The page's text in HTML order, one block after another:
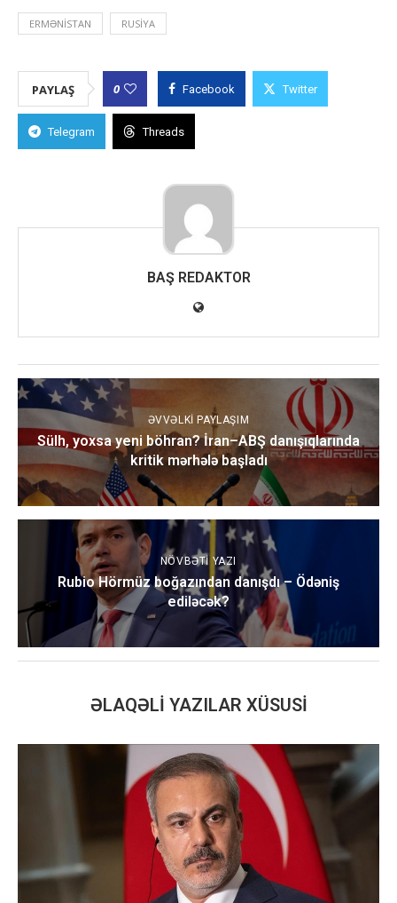
ERMƏNISTAN RUSIYA
PAYLAŞ 0 Facebook Twitter
Telegram Threads
BAŞ REDAKTOR
ƏVVƏLKI PAYLAŞIM
Sülh, yoxsa yeni böhran? İran–ABŞ danışıqlarında
kritik mərhələ başladı
NÖVBƏTI YAZI
Rubio Hörmüz boğazından danışdı – Ödəniş
ediləcək?
ƏLAQƏLI YAZILAR XÜSUSI